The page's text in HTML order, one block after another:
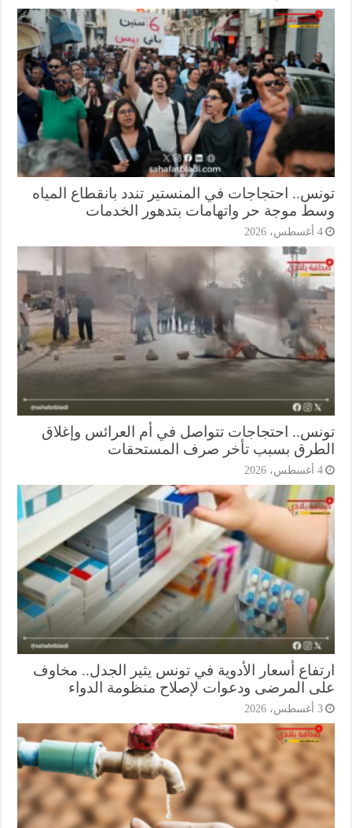
احتجاجات في المنستير تندد بانقطاع المياه
موجة حر واتهامات بتدهور الخدمات
احتجاجات تتواصل في أم العرائس وإغلاق
بسبب تأخر صرف المستحقات
أسعار الأدوية في تونس يثير الجدل.. مخاوف
المرضى ودعوات لإصلاح منظومة الدواء